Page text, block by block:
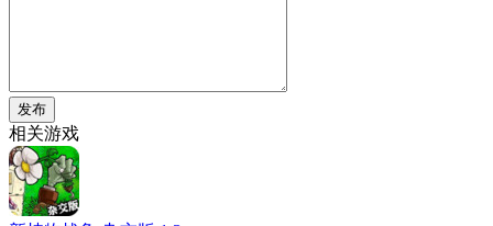
发布
相关游戏